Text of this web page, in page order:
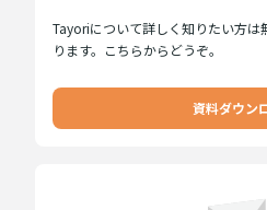
Tayoriについて詳しく知りたい方は
ります。こちらからどうぞ。
資料ダウン